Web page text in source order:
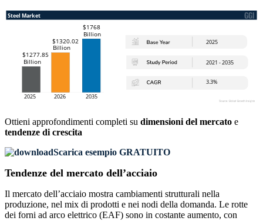
Ottieni approfondimenti completi su dimensioni del mercato e
tendenze di crescita
Scarica esempio GRATUITO
Tendenze del mercato dell’acciaio
Il mercato dell’acciaio mostra cambiamenti strutturali nella
produzione, nel mix di prodotti e nei nodi della domanda. Le rotte
dei forni ad arco elettrico (EAF) sono in costante aumento, con